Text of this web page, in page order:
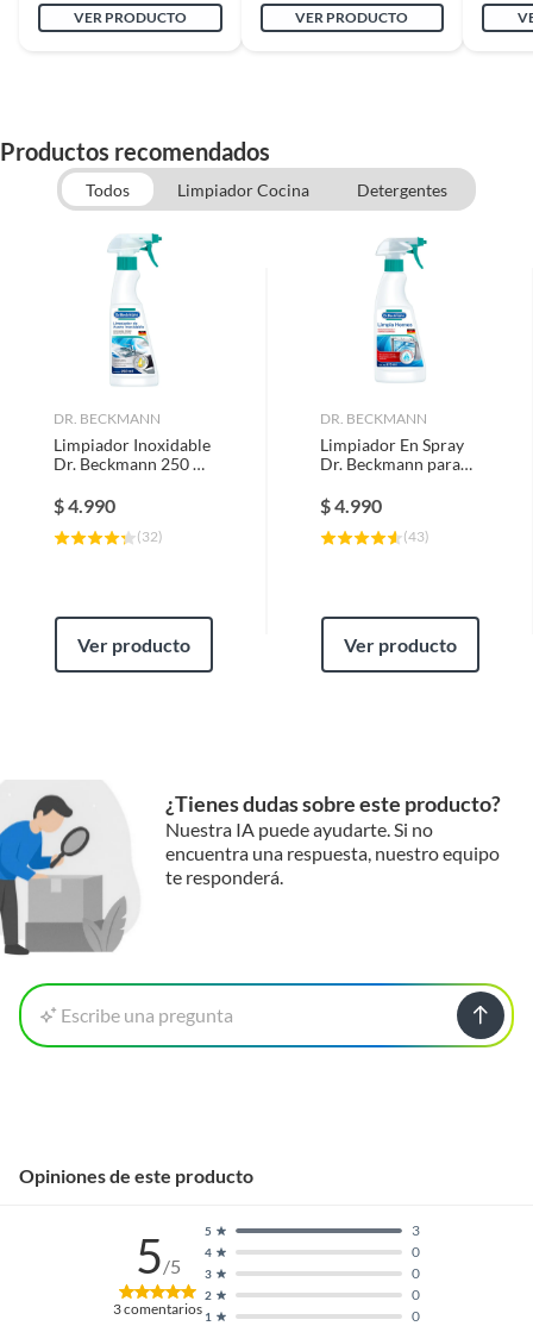
VER PRODUCTO VER PRODUCTO
Productos recomendados
Todos Limpiador Cocina Detergentes
DR. BECKMANN
Limpiador Inoxidable
Dr. Beckmann 250 ml
$4.990
(32)
Ver producto
DR. BECKMANN
Limpiador En Spray
Dr. Beckmann para
Remoción de Grasa
$4.990
(43)
Ver producto
¿Tienes dudas sobre este producto?
Nuestra IA puede ayudarte. Si no
encuentra una respuesta, nuestro equipo
te responderá.
Escribe una pregunta
Opiniones de este producto
5/5
3comentarios 1 0
2 0
3 0
4 0
5 3